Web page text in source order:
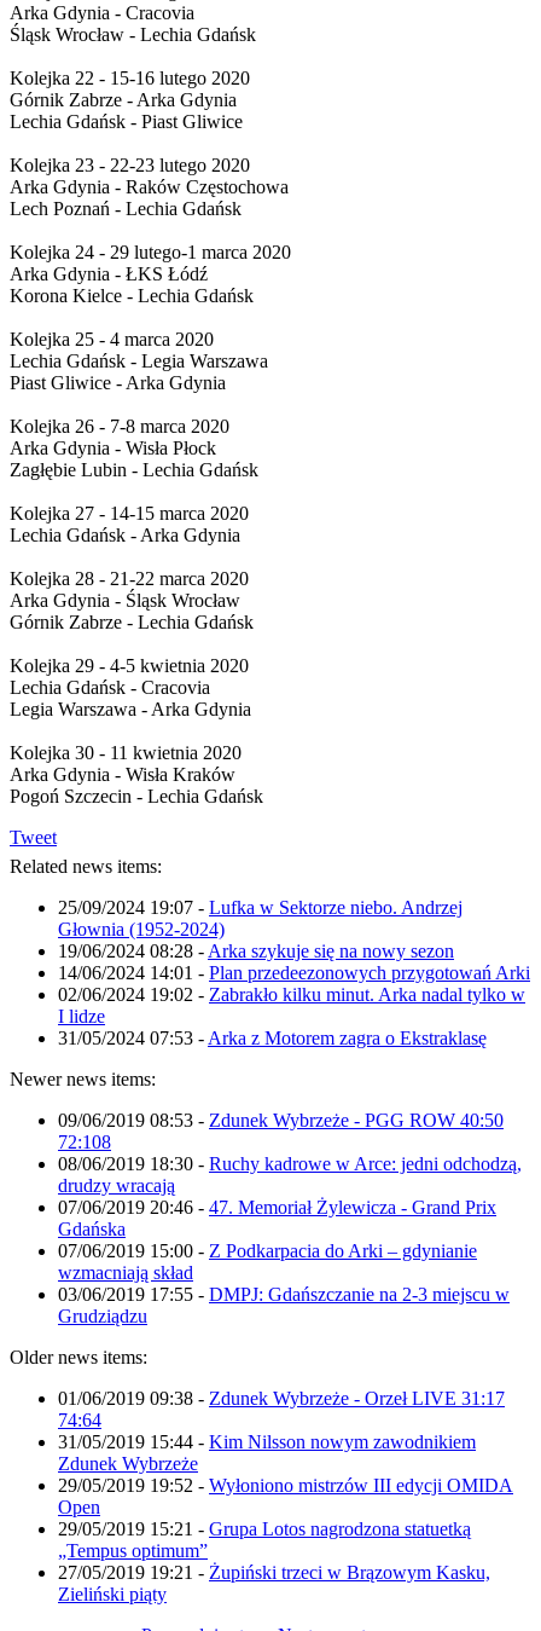
Arka Gdynia - Cracovia
Śląsk Wrocław - Lechia Gdańsk
Kolejka 22 - 15-16 lutego 2020
Górnik Zabrze - Arka Gdynia
Lechia Gdańsk - Piast Gliwice
Kolejka 23 - 22-23 lutego 2020
Arka Gdynia - Raków Częstochowa
Lech Poznań - Lechia Gdańsk
Kolejka 24 - 29 lutego-1 marca 2020
Arka Gdynia - ŁKS Łódź
Korona Kielce - Lechia Gdańsk
Kolejka 25 - 4 marca 2020
Lechia Gdańsk - Legia Warszawa
Piast Gliwice - Arka Gdynia
Kolejka 26 - 7-8 marca 2020
Arka Gdynia - Wisła Płock
Zagłębie Lubin - Lechia Gdańsk
Kolejka 27 - 14-15 marca 2020
Lechia Gdańsk - Arka Gdynia
Kolejka 28 - 21-22 marca 2020
Arka Gdynia - Śląsk Wrocław
Górnik Zabrze - Lechia Gdańsk
Kolejka 29 - 4-5 kwietnia 2020
Lechia Gdańsk - Cracovia
Legia Warszawa - Arka Gdynia
Kolejka 30 - 11 kwietnia 2020
Arka Gdynia - Wisła Kraków
Pogoń Szczecin - Lechia Gdańsk
Tweet
Related news items:
25/09/2024 19:07 - Lufka w Sektorze niebo. Andrzej
Głownia (1952-2024)
19/06/2024 08:28 - Arka szykuje się na nowy sezon
14/06/2024 14:01 - Plan przedeezonowych przygotowań Arki
02/06/2024 19:02 - Zabrakło kilku minut. Arka nadal tylko w
I lidze
31/05/2024 07:53 - Arka z Motorem zagra o Ekstraklasę
Newer news items:
09/06/2019 08:53 - Zdunek Wybrzeże - PGG ROW 40:50
72:108
08/06/2019 18:30 - Ruchy kadrowe w Arce: jedni odchodzą,
drudzy wracają
07/06/2019 20:46 - 47. Memoriał Żylewicza - Grand Prix
Gdańska
07/06/2019 15:00 - Z Podkarpacia do Arki – gdynianie
wzmacniają skład
03/06/2019 17:55 - DMPJ: Gdańszczanie na 2-3 miejscu w
Grudziądzu
Older news items:
01/06/2019 09:38 - Zdunek Wybrzeże - Orzeł LIVE 31:17
74:64
31/05/2019 15:44 - Kim Nilsson nowym zawodnikiem
Zdunek Wybrzeże
29/05/2019 19:52 - Wyłoniono mistrzów III edycji OMIDA
Open
29/05/2019 15:21 - Grupa Lotos nagrodzona statuetką
„Tempus optimum”
27/05/2019 19:21 - Żupiński trzeci w Brązowym Kasku,
Zieliński piąty